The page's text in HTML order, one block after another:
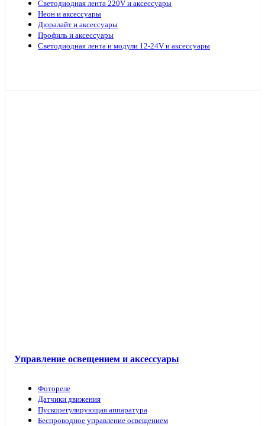
Светодиодная лента 220V и аксессуары
Неон и аксессуары
Дюралайт и аксессуары
Профиль и аксессуары
Светодиодная лента и модули 12-24V и аксессуары
Управление освещением и аксессуары
Фотореле
Датчики движения
Пускорегулирующая аппаратура
Беспроводное управление освещением